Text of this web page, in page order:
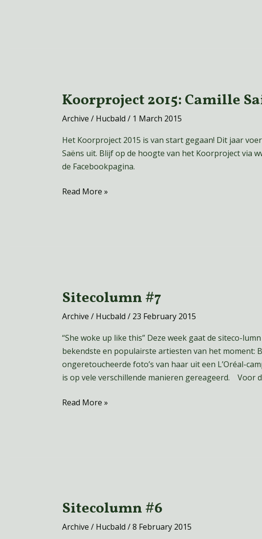
Koorproject 2015: Camille
Archive / Hucbald / 1 March 2015
Het Koorproject 2015 is van start gegaan! Dit jaar
Saëns uit. Blijf op de hoogte van het Koorproject via
de Facebookpagina.
Koorproject
Camille
Saint-
Saëns
Read More »
Sitecolumn #7
Archive / Hucbald / 23 February 2015
“She woke up like this” Deze week gaat de siteco-
bekendste en populairste artiesten van het moment:
ongeretoucheerde foto’s van haar uit een L’Oréal-
is op vele verschillende manieren gereageerd. Voor
Sitecolumn
Read More »
Sitecolumn #6
Archive / Hucbald /8 February 2015
Sitecolumn